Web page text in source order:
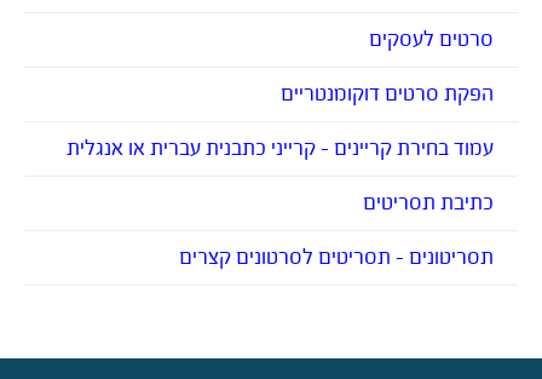
סרטים לעסקים
הפקת סרטים דוקומנטריים
עמוד בחירת קריינים – קרייני כתבנית עברית או אנגלית
כתיבת תסריטים
תסריטונים – תסריטים לסרטונים קצרים